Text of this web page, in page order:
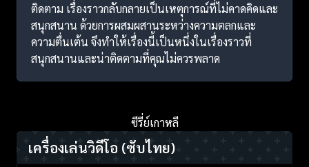
ติดตาม เรื่องราวกลับกลายเป็นเหตุการณ์ที่ไม่คาดคิดและ
สนุกสนาน ด้วยการผสมผสานระหว่างความตลกและ
ความตื่นเต้น จึงทำให้เรื่องนี้เป็นหนึ่งในเรื่องราวที่
สนุกสนานและน่าติดตามที่คุณไม่ควรพลาด
ซีรี่ย์เกาหลี
เครื่องเล่นวิดีโอ (ซับไทย)